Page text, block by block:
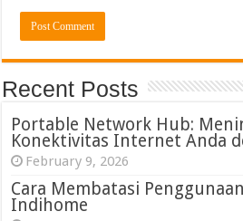
Recent Posts
Portable Network Hub:
Konektivitas Internet Anda
February 9, 2026
Cara Membatasi
Indihome